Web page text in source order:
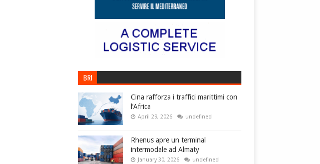
BRI
Cina rafforza i traffici marittimi con
l’Africa
April 29, 2026 undefined
Rhenus apre un terminal
intermodale ad Almaty
January 30, 2026 undefined